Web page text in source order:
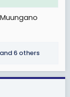
and 6 others